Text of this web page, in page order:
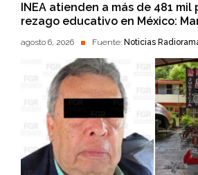
INEA atienden a más de 481 mil
rezago educativo en México:
agosto 6, 2026 Fuente: Noticias